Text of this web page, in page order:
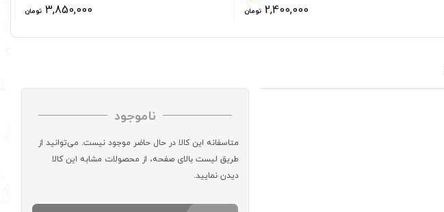
2,400,000 تومان 3,850,000 تومان
ناموجود
متاسفانه این کالا در حال حاضر موجود نیست. می‌توانید از
طریق لیست بالای صفحه، از محصولات مشابه این کالا
دیدن نمایید.